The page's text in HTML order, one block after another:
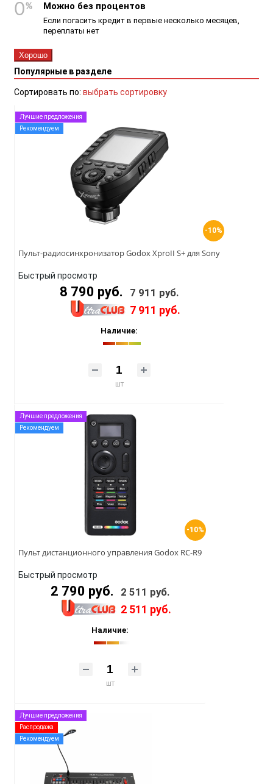
Можно без процентов
Если погасить кредит в первые несколько месяцев,
переплаты нет
Хорошо
Популярные в разделе
Сортировать по: выбрать сортировку
-10%
Лучшие предложения
Рекомендуем
Пульт-радиосинхронизатор Godox XproII S+ для Sony
Быстрый просмотр
8 790 руб. 7 911 руб.
7 911 руб.
Наличие:
шт
-10%
Лучшие предложения
Рекомендуем
Пульт дистанционного управления Godox RC-R9
Быстрый просмотр
2 790 руб. 2 511 руб.
2 511 руб.
Наличие:
шт
Лучшие предложения
Распродажа
Рекомендуем